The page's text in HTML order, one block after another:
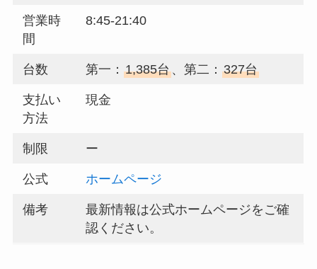
営業時
間
8:45-21:40
台数 第一：1,385台、第二：327台
支払い
方法
現金
制限 ー
公式 ホームページ
備考
最新情報は公式ホームページをご確
認ください。